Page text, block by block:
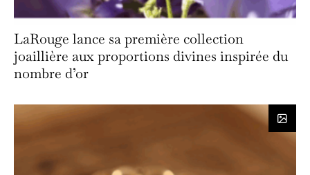
LaRouge lance sa première collection
joaillière aux proportions divines inspirée du
nombre d’or